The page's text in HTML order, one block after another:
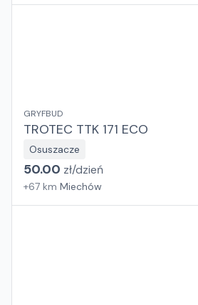
GRYFBUD
TROTEC TTK 171 ECO
Osuszacze
50.00 zł/dzień
+67 km Miechów